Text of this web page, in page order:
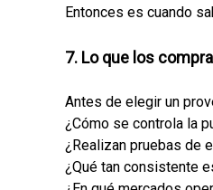
Entonces es cuando
7. Lo que los
Antes de elegir un
¿Cómo se controla la
¿Realizan pruebas de
¿Qué tan consistente